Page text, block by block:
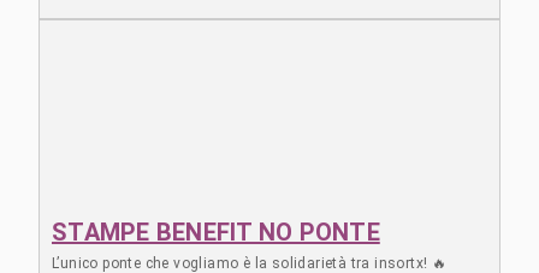
STAMPE BENEFIT NO PONTE
L’unico ponte che vogliamo è la solidarietà tra insortx! 🔥